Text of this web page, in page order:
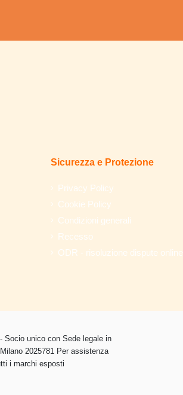
Sicurezza e Protezione
Privacy Policy
Cookie Policy
Condizioni generali
Recesso
ODR - risoluzione dispute online
Socio unico con Sede legale in
2025781 Per assistenza
i marchi esposti